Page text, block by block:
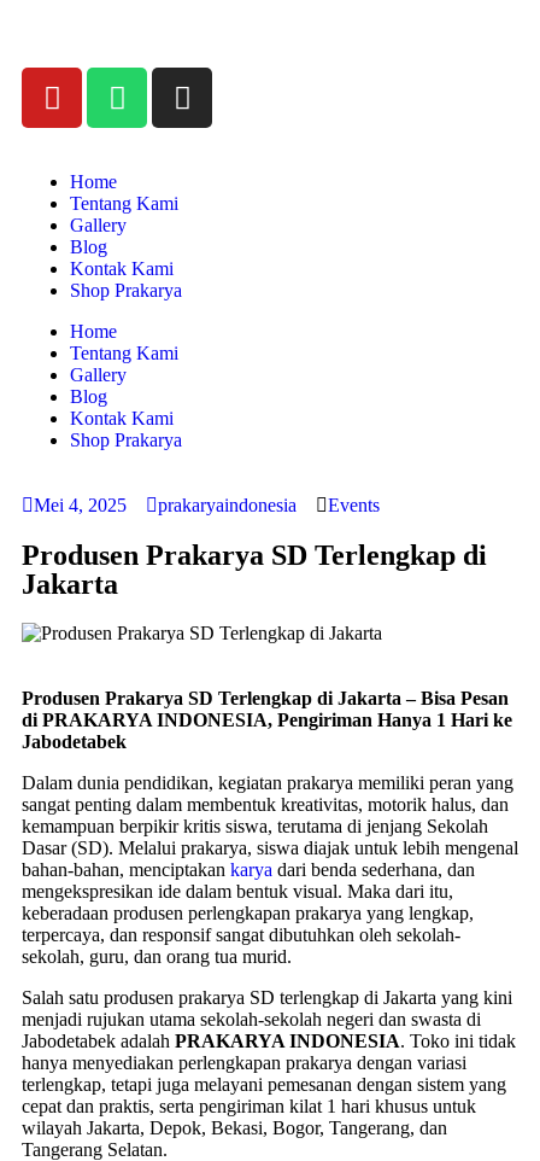
Home
Tentang Kami
Gallery
Blog
Kontak Kami
Shop Prakarya
Home
Tentang Kami
Gallery
Blog
Kontak Kami
Shop Prakarya
Mei 4, 2025 prakaryaindonesia Events
Produsen Prakarya SD Terlengkap di
Jakarta
Produsen Prakarya SD Terlengkap di Jakarta – Bisa Pesan
di PRAKARYA INDONESIA, Pengiriman Hanya 1 Hari ke
Jabodetabek
Dalam dunia pendidikan, kegiatan prakarya memiliki peran yang
sangat penting dalam membentuk kreativitas, motorik halus, dan
kemampuan berpikir kritis siswa, terutama di jenjang Sekolah
Dasar (SD). Melalui prakarya, siswa diajak untuk lebih mengenal
bahan-bahan, menciptakan karya dari benda sederhana, dan
mengekspresikan ide dalam bentuk visual. Maka dari itu,
keberadaan produsen perlengkapan prakarya yang lengkap,
terpercaya, dan responsif sangat dibutuhkan oleh sekolah-
sekolah, guru, dan orang tua murid.
Salah satu produsen prakarya SD terlengkap di Jakarta yang kini
menjadi rujukan utama sekolah-sekolah negeri dan swasta di
Jabodetabek adalah PRAKARYA INDONESIA. Toko ini tidak
hanya menyediakan perlengkapan prakarya dengan variasi
terlengkap, tetapi juga melayani pemesanan dengan sistem yang
cepat dan praktis, serta pengiriman kilat 1 hari khusus untuk
wilayah Jakarta, Depok, Bekasi, Bogor, Tangerang, dan
Tangerang Selatan.